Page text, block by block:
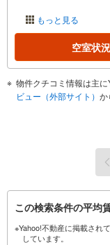
もっと見る
空室状
物件クチコミ情報は主
ビュー（外部サイト） か
この検索条件の平均
※Yahoo!不動産に掲載され
しています。